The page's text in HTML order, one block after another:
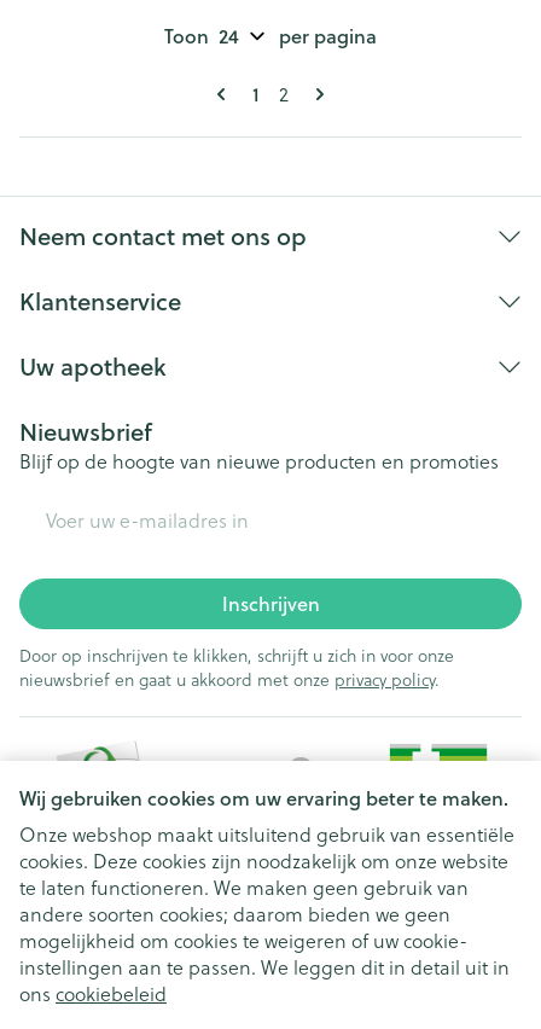
Wij gebruiken cookies om uw ervaring beter te maken.
Onze webshop maakt uitsluitend gebruik van essentiële
cookies. Deze cookies zijn noodzakelijk om onze website
te laten functioneren. We maken geen gebruik van
andere soorten cookies; daarom bieden we geen
mogelijkheid om cookies te weigeren of uw cookie-
instellingen aan te passen. We leggen dit in detail uit in
ons cookiebeleid
Pagina's
U lees momenteel pagina
1 Pagina
2
Toon per pagina
Neem contact met ons op
Klantenservice
Uw apotheek
Nieuwsbrief
Blijf op de hoogte van nieuwe producten en promoties
Inschrijven
Door op inschrijven te klikken, schrijft u zich in voor onze
nieuwsbrief en gaat u akkoord met onze privacy policy.
Juridische links